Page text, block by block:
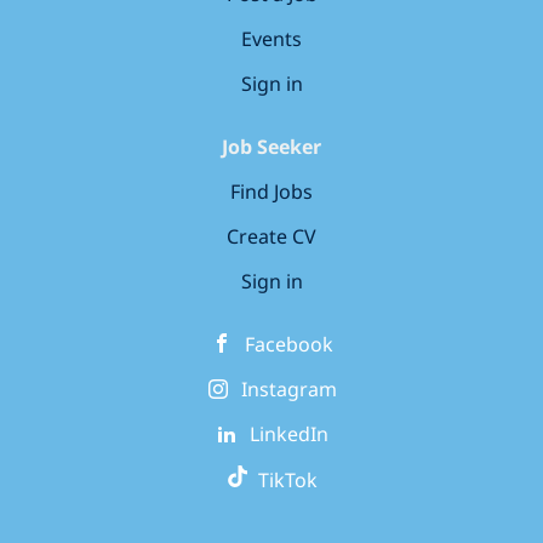
Events
Sign in
Job Seeker
Find Jobs
Create CV
Sign in
Facebook
Instagram
LinkedIn
TikTok